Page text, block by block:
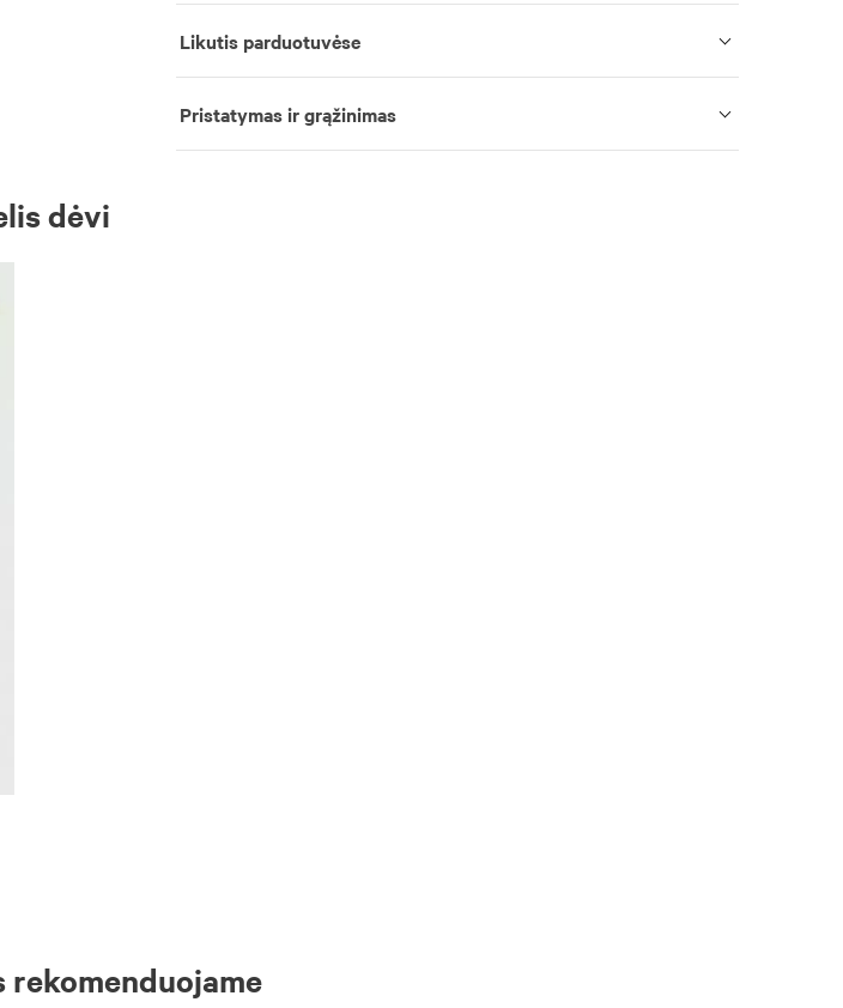
Likutis parduotuvėse
Pristatymas ir grąžinimas
dėvi
rekomenduojame